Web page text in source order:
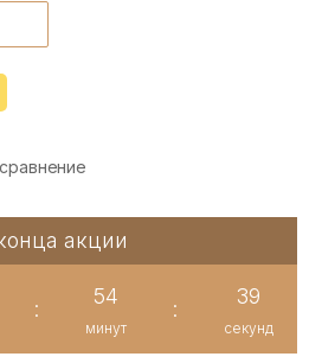
акции
:
54
минут
:
39
секунд